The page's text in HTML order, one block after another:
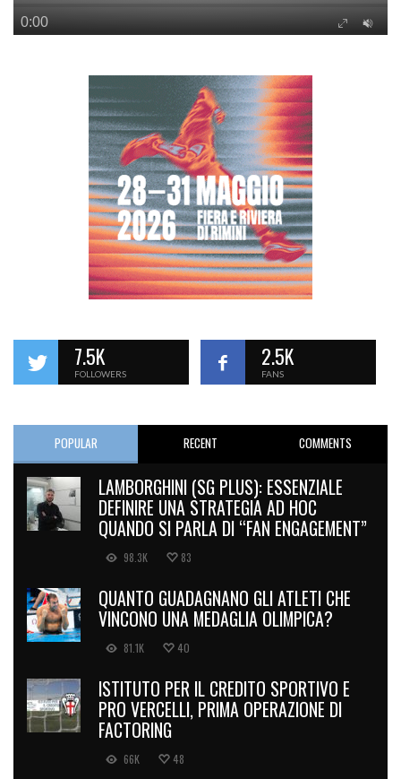
7.5K
FOLLOWERS
2.5K
FANS
POPULAR RECENT COMMENTS
LAMBORGHINI (SG PLUS): ESSENZIALE
DEFINIRE UNA STRATEGIA AD HOC
QUANDO SI PARLA DI “FAN ENGAGEMENT”
98.3K 83
QUANTO GUADAGNANO GLI ATLETI CHE
VINCONO UNA MEDAGLIA OLIMPICA?
81.1K 40
ISTITUTO PER IL CREDITO SPORTIVO E
PRO VERCELLI, PRIMA OPERAZIONE DI
FACTORING
66K 48